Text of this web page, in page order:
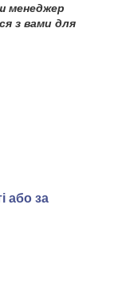
менеджер
з вами для
або за